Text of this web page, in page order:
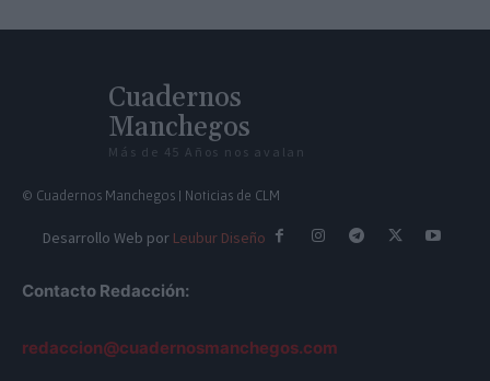
Cuadernos
Manchegos
Más de 45 Años nos avalan
© Cuadernos Manchegos | Noticias de CLM
Desarrollo Web por Leubur Diseño
Contacto Redacción:
redaccion@cuadernosmanchegos.com